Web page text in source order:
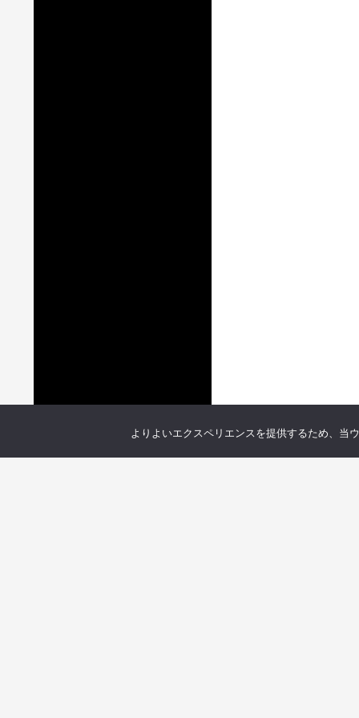
よりよいエクスペリエンスを提供するため、